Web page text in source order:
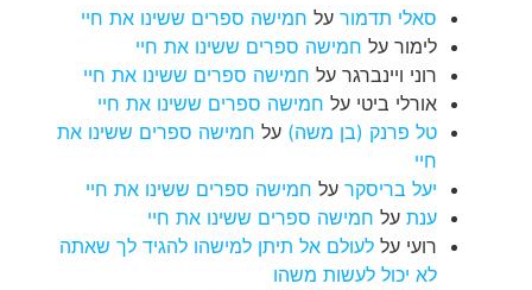
סאלי תדמור על חמישה ספרים ששינו את חיי
לימור על חמישה ספרים ששינו את חיי
רוני ויינברגר על חמישה ספרים ששינו את חיי
אורלי ביטי על חמישה ספרים ששינו את חיי
טל פרנק (בן משה) על חמישה ספרים ששינו את
חיי
יעל בריסקר על חמישה ספרים ששינו את חיי
ענת על חמישה ספרים ששינו את חיי
רועי על לעולם אל תיתן למישהו להגיד לך שאתה
לא יכול לעשות משהו